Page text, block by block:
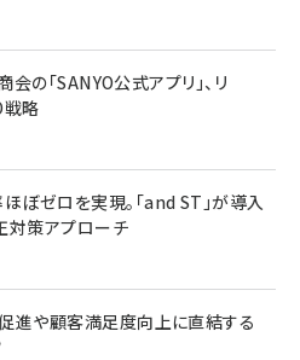
の「SANYO公式アプリ」、リ
戦略
ぼゼロを実現。「and ST」が導入
策アプローチ
進や顧客満足度向上に直結する